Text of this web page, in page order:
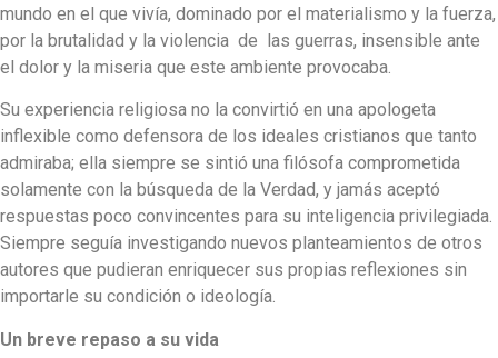
mundo en el que vivía, dominado por el materialismo y la fuerza,
por la brutalidad y la violencia de las guerras, insensible ante
el dolor y la miseria que este ambiente provocaba.
Su experiencia religiosa no la convirtió en una apologeta
inflexible como defensora de los ideales cristianos que tanto
admiraba; ella siempre se sintió una filósofa comprometida
solamente con la búsqueda de la Verdad, y jamás aceptó
respuestas poco convincentes para su inteligencia privilegiada.
Siempre seguía investigando nuevos planteamientos de otros
autores que pudieran enriquecer sus propias reflexiones sin
importarle su condición o ideología.
Un breve repaso a su vida